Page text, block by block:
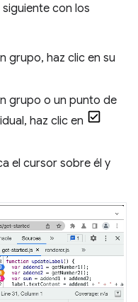
con los
grupo, haz clic en su
grupo o un punto de
haz clic en
el cursor sobre él y